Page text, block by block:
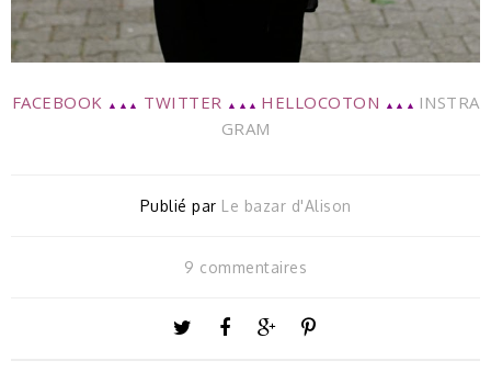
FACEBOOK ▲▲▲ TWITTER ▲▲▲ HELLOCOTON ▲▲▲ INSTRA
GRAM
Publié par Le bazar d'Alison
9 commentaires